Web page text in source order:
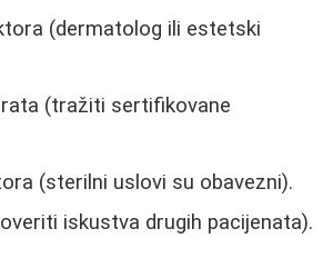
(dermatolog ili estetski
(tražiti sertifikovane
(sterilni uslovi su obavezni).
iskustva drugih pacijenata).